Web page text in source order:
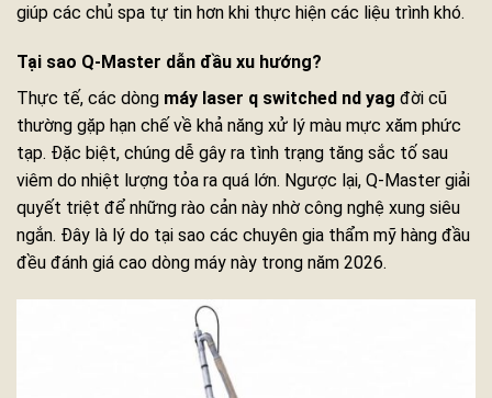
giúp các chủ spa tự tin hơn khi thực hiện các liệu trình khó.
Tại sao Q-Master dẫn đầu xu hướng?
Thực tế, các dòng máy laser q switched nd yag đời cũ
thường gặp hạn chế về khả năng xử lý màu mực xăm phức
tạp. Đặc biệt, chúng dễ gây ra tình trạng tăng sắc tố sau
viêm do nhiệt lượng tỏa ra quá lớn. Ngược lại, Q-Master giải
quyết triệt để những rào cản này nhờ công nghệ xung siêu
ngắn. Đây là lý do tại sao các chuyên gia thẩm mỹ hàng đầu
đều đánh giá cao dòng máy này trong năm 2026.